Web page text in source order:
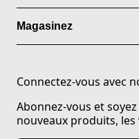
Magasinez
Connectez-vous avec
Abonnez-vous et
nouveaux produits,